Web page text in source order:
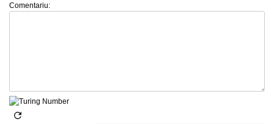
Comentariu: